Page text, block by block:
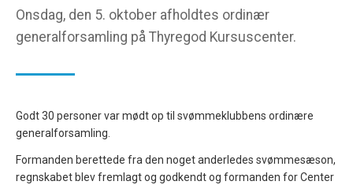
Onsdag, den 5. oktober afholdtes ordinær
generalforsamling på Thyregod Kursuscenter.
Godt 30 personer var mødt op til svømmeklubbens ordinære
generalforsamling.
Formanden berettede fra den noget anderledes svømmesæson,
regnskabet blev fremlagt og godkendt og formanden for Center